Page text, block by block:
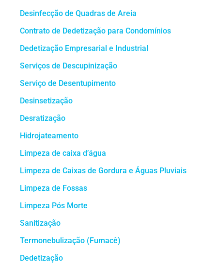
Desinfecção de Quadras de Areia
Contrato de Dedetização para Condomínios
Dedetização Empresarial e Industrial
Serviços de Descupinização
Serviço de Desentupimento
Desinsetização
Desratização
Hidrojateamento
Limpeza de caixa d’água
Limpeza de Caixas de Gordura e Águas Pluviais
Limpeza de Fossas
Limpeza Pós Morte
Sanitização
Termonebulização (Fumacê)
Dedetização